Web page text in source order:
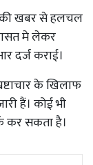
की खबर से हलचल
मे लेकर
दर्ज कराई।
के खिलाफ
हैं। कोई भी
कर सकता है।